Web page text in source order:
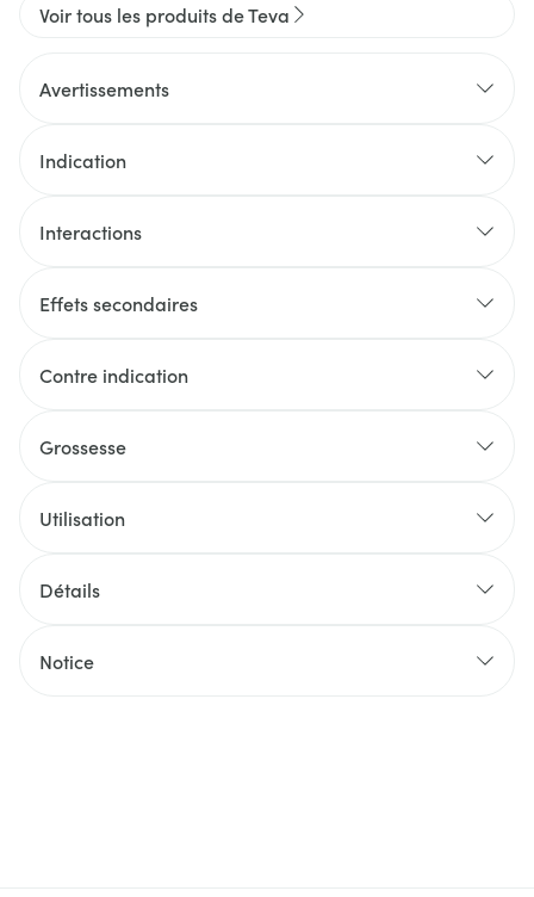
Voir tous les produits de Teva
Avertissements
Indication
Interactions
Effets secondaires
Contre indication
Grossesse
Utilisation
Détails
Notice